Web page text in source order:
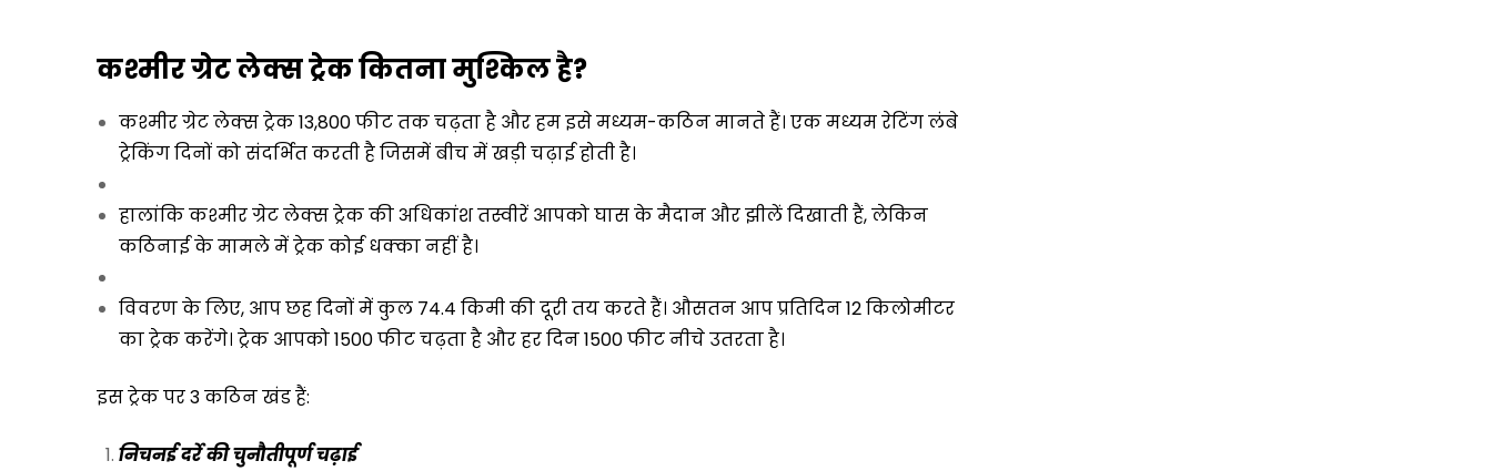
कश्मीर ग्रेट लेक्स ट्रेक कितना मुश्किल है?
कश्मीर ग्रेट लेक्स ट्रेक 13,800 फीट तक चढ़ता है और हम इसे मध्यम-कठिन मानते हैं। एक मध्यम रेटिंग लंबे
ट्रेकिंग दिनों को संदर्भित करती है जिसमें बीच में खड़ी चढ़ाई होती है।
हालांकि कश्मीर ग्रेट लेक्स ट्रेक की अधिकांश तस्वीरें आपको घास के मैदान और झीलें दिखाती हैं, लेकिन
कठिनाई के मामले में ट्रेक कोई धक्का नहीं है।
विवरण के लिए, आप छह दिनों में कुल 74.4 किमी की दूरी तय करते हैं। औसतन आप प्रतिदिन 12 किलोमीटर
का ट्रेक करेंगे। ट्रेक आपको 1500 फीट चढ़ता है और हर दिन 1500 फीट नीचे उतरता है।
इस ट्रेक पर 3 कठिन खंड हैं:
निचनई दर्रे की चुनौतीपूर्ण चढ़ाई